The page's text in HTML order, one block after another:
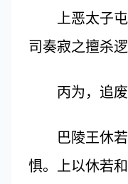
上恶太子屯
司奏寂之擅杀
丙为，追废
巴陵王休若
惧。上以休若